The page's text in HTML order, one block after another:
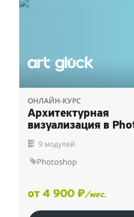
ОНЛАЙН-КУРС
Архитектурная
визуализация в
9 модулей
Photoshop
от 4 900 ₽/мес.